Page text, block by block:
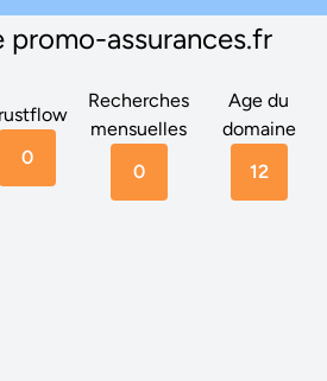
promo-assurances.fr
0
Recherches
mensuelles
0
Age du
domaine
12